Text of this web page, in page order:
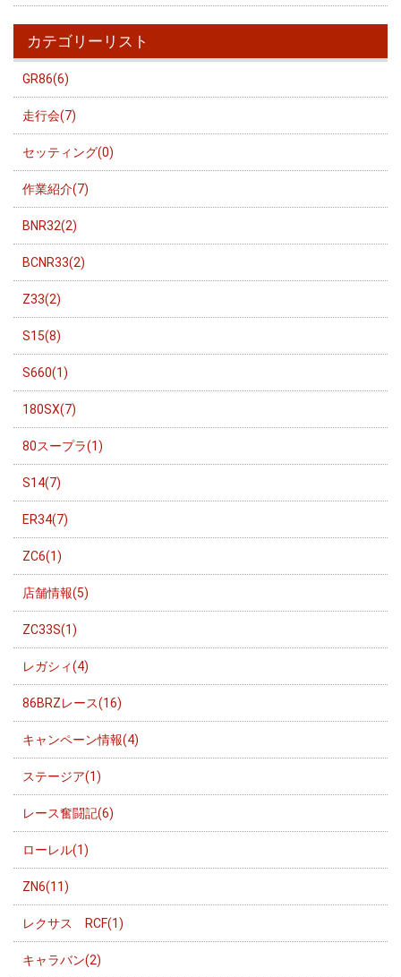
カテゴリーリスト
GR86(6)
走行会(7)
セッティング(0)
作業紹介(7)
BNR32(2)
BCNR33(2)
Z33(2)
S15(8)
S660(1)
180SX(7)
80スープラ(1)
S14(7)
ER34(7)
ZC6(1)
店舗情報(5)
ZC33S(1)
レガシィ(4)
86BRZレース(16)
キャンペーン情報(4)
ステージア(1)
レース奮闘記(6)
ローレル(1)
ZN6(11)
レクサス RCF(1)
キャラバン(2)